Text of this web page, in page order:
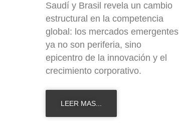
Saudí y Brasil revela un cambio
estructural en la competencia
global: los mercados emergentes
ya no son periferia, sino
epicentro de la innovación y el
crecimiento corporativo.
LEER MAS...